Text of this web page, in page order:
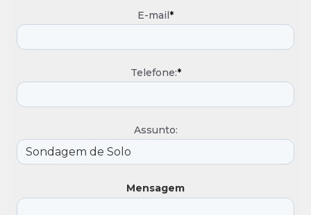
E-mail*
Telefone:*
Assunto:
Mensagem